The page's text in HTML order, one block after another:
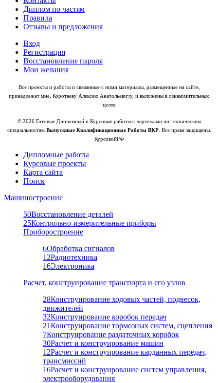
Диплом по частям
Правила
Отзывы и предложения
Вход
Регистрация
Восстановление пароля
Мои желания
Все проекты и работы и связанные с ними материалы, размещенные на сайте,
принадлежат мне, Коротаеву Алексею Анатольевичу, и выложены в ознакомительных
целях
© 2026 Готовые Дипломный и Курсовые работы с чертежами по техническим
специальностям Выпускные Квалификационные Работы ВКР. Все права защищены.
КурсовойРФ
Дипломные работы
Курсовые проекты
Карта сайта
Поиск
Машиностроение
50Восстановление деталей
25Контрольно-измерительные приборы
Приборостроение
6Обработка сигналов
12Радиотехника
16Электроника
Расчет, конструирование транспорта и его узлов
28Конструирование ходовых частей, подвесок,
движителей
32Конструирование коробок передач
21Конструирование тормозных систем, сцепления
7Конструирование раздаточных коробок
30Расчет и конструирование машин
12Расчет и конструирование карданных передач,
трансмиссий
16Расчет и конструирование систем управления,
электрооборудования